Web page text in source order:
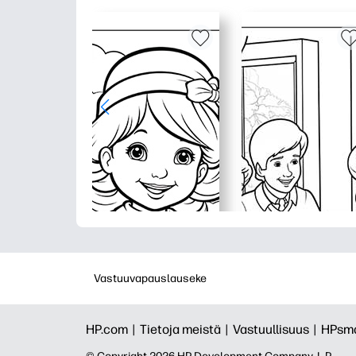
Vastuuvapauslauseke
HP.com | Tietoja meistä | Vastuullisuus |